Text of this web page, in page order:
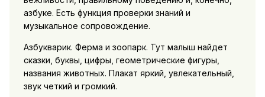
азбуке. Есть функция проверки знаний и
музыкальное сопровождение.
Азбукварик. Ферма и зоопарк. Тут малыш найдет
сказки, буквы, цифры, геометрические фигуры,
названия животных. Плакат яркий, увлекательный,
звук четкий и громкий.